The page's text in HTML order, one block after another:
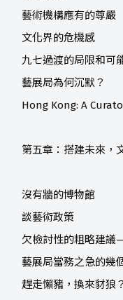
藝術機構應有的尊嚴
文化界的危機感
九七過渡的局限和可
藝展局為何沉默？
Hong Kong: A
第五章：搭建未來，
沒有牆的博物館
談藝術政策
欠檢討性的粗略建
藝展局當務之急的幾
趕走懶豬，換來豺狼